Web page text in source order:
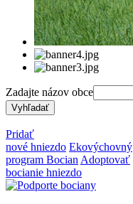
Zadajte názov obce
Pridať
nové hniezdo Ekovýchovný
program Bocian Adoptovať
bocianie hniezdo